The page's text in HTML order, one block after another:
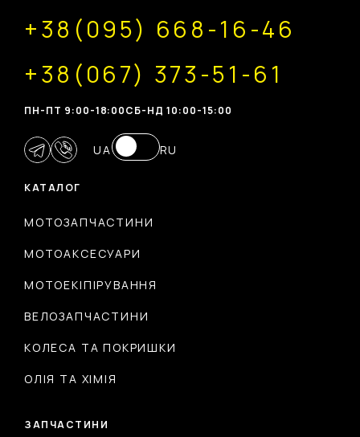
КАТАЛОГ
МОТОЗАПЧАСТИНИ
МОТОАКСЕСУАРИ
МОТОЕКІПІРУВАННЯ
ВЕЛОЗАПЧАСТИНИ
КОЛЕСА ТА ПОКРИШКИ
ОЛІЯ ТА ХІМІЯ
ЗАПЧАСТИНИ
+38(095) 668-16-46
+38(067) 373-51-61
ПН-ПТ 9:00-18:00CБ-НД 10:00-15:00
UA RU